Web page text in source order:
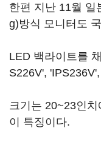
한편 지난 11월 일
g)방식 모니터도
LED 백라이트를
S226V',
크기는 20~23인
이 특징이다.